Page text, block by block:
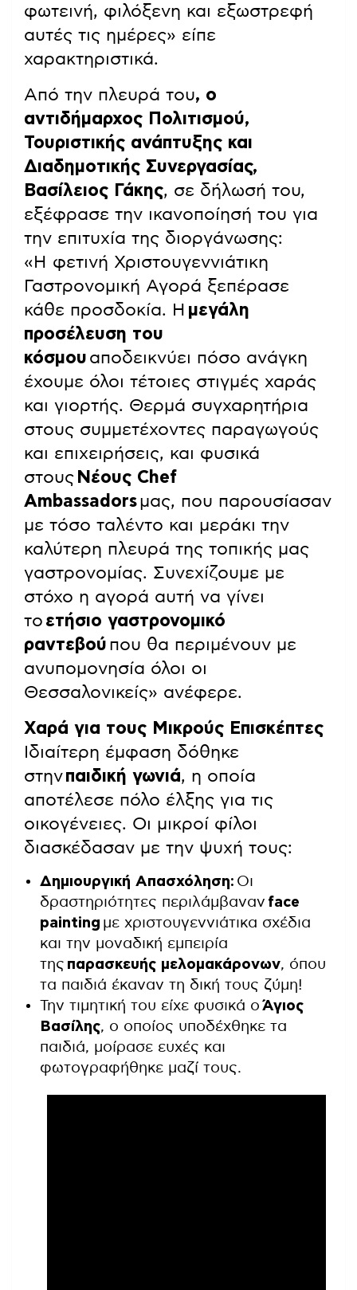
φωτεινή, φιλόξενη και εξωστρεφή
αυτές τις ημέρες» είπε
χαρακτηριστικά.
Από την πλευρά του, ο
αντιδήμαρχος Πολιτισμού,
Τουριστικής ανάπτυξης και
Διαδημοτικής Συνεργασίας,
Βασίλειος Γάκης, σε δήλωσή του,
εξέφρασε την ικανοποίησή του για
την επιτυχία της διοργάνωσης:
«Η φετινή Χριστουγεννιάτικη
Γαστρονομική Αγορά ξεπέρασε
κάθε προσδοκία. Η μεγάλη
προσέλευση του
κόσμου αποδεικνύει πόσο ανάγκη
έχουμε όλοι τέτοιες στιγμές χαράς
και γιορτής. Θερμά συγχαρητήρια
στους συμμετέχοντες παραγωγούς
και επιχειρήσεις, και φυσικά
στους Νέους Chef
Ambassadorsμας, που παρουσίασαν
με τόσο ταλέντο και μεράκι την
καλύτερη πλευρά της τοπικής μας
γαστρονομίας. Συνεχίζουμε με
στόχο η αγορά αυτή να γίνει
το ετήσιο γαστρονομικό
ραντεβού που θα περιμένουν με
ανυπομονησία όλοι οι
Θεσσαλονικείς» ανέφερε.
Χαρά για τους Μικρούς Επισκέπτες
Ιδιαίτερη έμφαση δόθηκε
στηνπαιδική γωνιά, η οποία
αποτέλεσε πόλο έλξης για τις
οικογένειες. Οι μικροί φίλοι
διασκέδασαν με την ψυχή τους:
Δημιουργική Απασχόληση: Οι
δραστηριότητες περιλάμβαναν face
painting με χριστουγεννιάτικα σχέδια
και την μοναδική εμπειρία
της παρασκευής μελομακάρονων, όπου
τα παιδιά έκαναν τη δική τους ζύμη!
Την τιμητική του είχε φυσικά ο Άγιος
Βασίλης, ο οποίος υποδέχθηκε τα
παιδιά, μοίρασε ευχές και
φωτογραφήθηκε μαζί τους.